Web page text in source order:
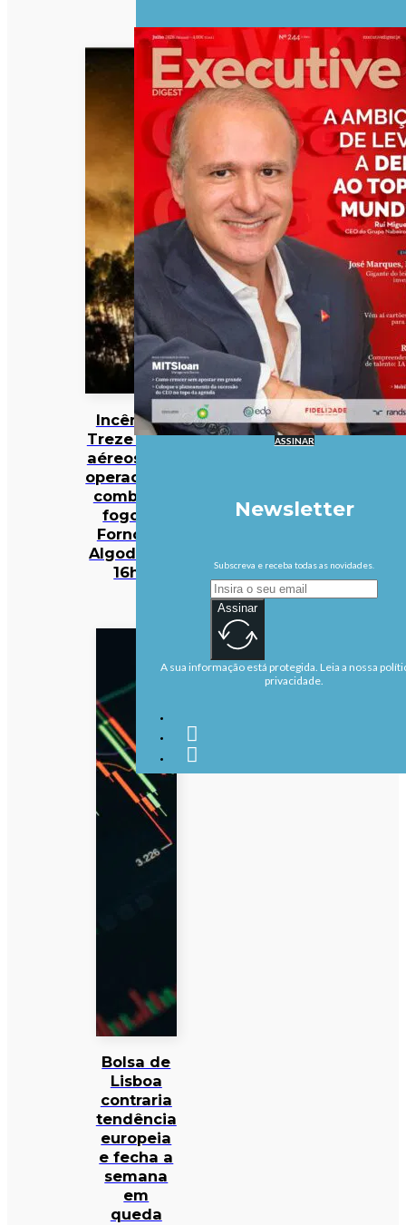
Incêndios:
Treze meios
aéreos e 301
operacionais
combatem
fogo em
Fornos de
Algodres às
16h50
Bolsa de
Lisboa
contraria
tendência
europeia
e fecha a
semana
em
queda
ASSINAR
Newsletter
Subscreva e receba todas as novidades.
Assinar
A sua informação está protegida. Leia a nossa
privacidade.